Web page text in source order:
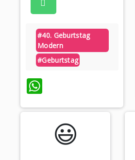
#40. Geburtstag
Modern
#geburtstag
WhatsApp
😃️